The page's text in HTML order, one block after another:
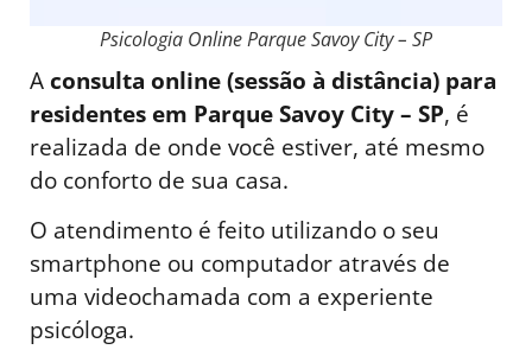
Psicologia Online Parque Savoy City – SP
Aconsulta online (sessão à distância) para
residentes em Parque Savoy City – SP, é
realizada de onde você estiver, até mesmo
do conforto de sua casa.
O atendimento é feito utilizando o seu
smartphone ou computador através de
uma videochamada com a experiente
psicóloga.